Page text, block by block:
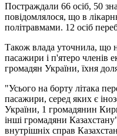
Постраждали 66 осіб, 50
повідомлялося, що в
політравмами. 12 осіб
Також влада уточнила, що
пасажири і п'ятеро членів
громадян України, їхня
"Усього на борту літака
пасажири, серед яких є
України, 1 громадянин
інші громадяни
внутрішніх справ